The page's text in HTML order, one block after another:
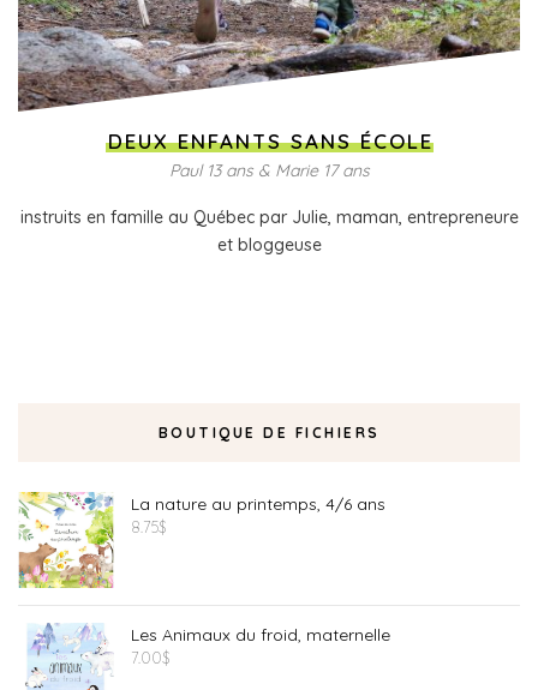
DEUX ENFANTS SANS ÉCOLE
Paul 13 ans & Marie 17 ans
instruits en famille au Québec par Julie, maman, entrepreneure
et bloggeuse
BOUTIQUE DE FICHIERS
La nature au printemps, 4/6 ans
8.75$
Les Animaux du froid, maternelle
7.00$